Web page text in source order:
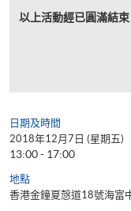
以上活動經已圓滿結
日期及時間
2018年12月7日 (星期五)
13:00 - 17:00
地點
香港金鐘夏慤道18號海富